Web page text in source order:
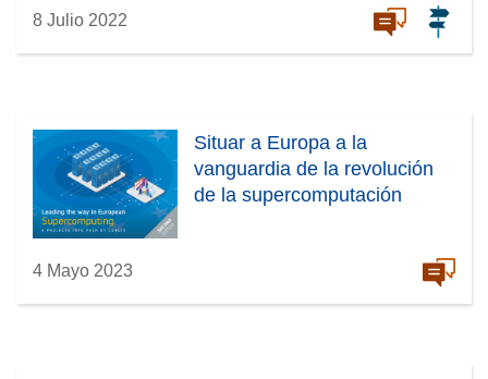
8 Julio 2022
Situar a Europa a la
vanguardia de la revolución
de la supercomputación
4 Mayo 2023